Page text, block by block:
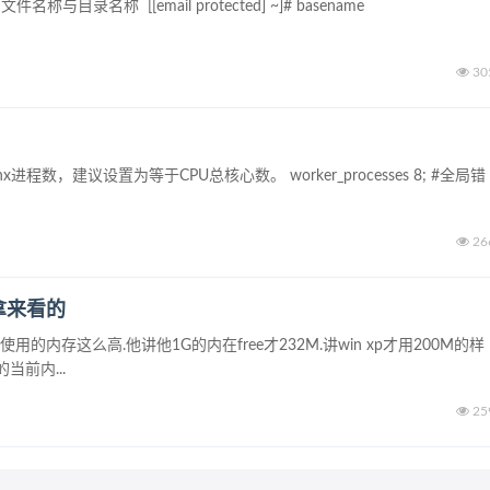
件名称与目录名称 [[email protected] ~]# basename
程数，建议设置为等于CPU总核心数。 worker_processes 8; #全局错
来看的
用的内存这么高.他讲他1G的内在free才232M.讲win xp才用200M的样
当前内...